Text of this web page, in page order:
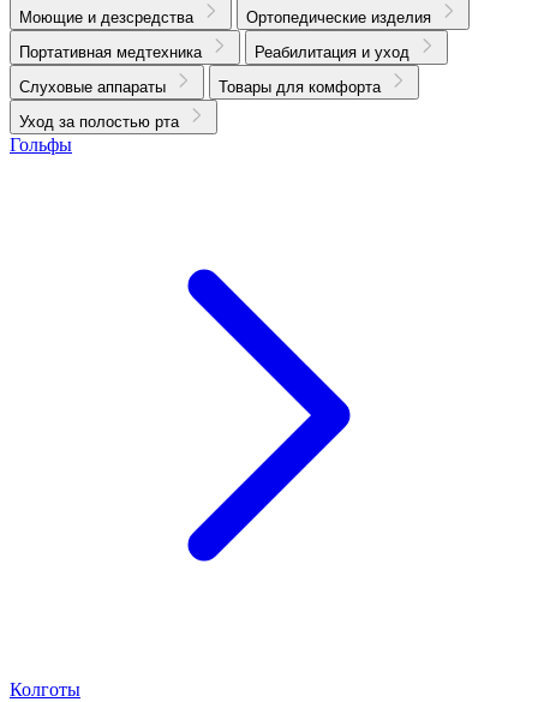
Моющие и дезсредства
Ортопедические изделия
Портативная медтехника
Реабилитация и уход
Слуховые аппараты
Товары для комфорта
Уход за полостью рта
Гольфы
Колготы